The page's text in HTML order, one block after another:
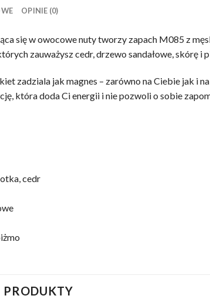
OPINIE (0)
się w owocowe nuty tworzy zapach M085 z
zauważysz cedr, drzewo sandałowe, skórę i
zadziala jak magnes – zarówno na Ciebie jak
która doda Ci energii i nie pozwoli o sobie
cedr
PRODUKTY